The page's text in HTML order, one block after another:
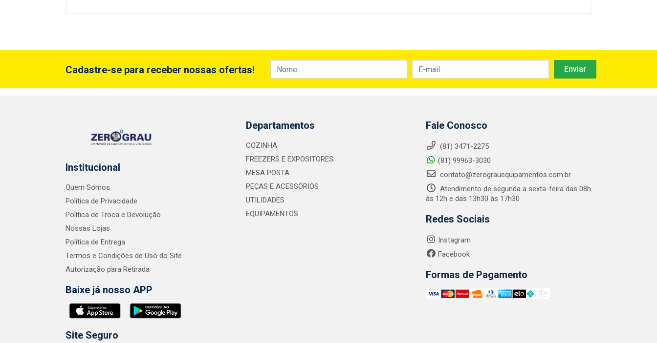
Cadastre-se para receber nossas ofertas!
Institucional
Quem Somos
Política de Privacidade
Política de Troca e Devolução
Nossas Lojas
Política de Entrega
Termos e Condições de Uso do Site
Autorização para Retirada
Baixe já nosso APP
Site Seguro
Departamentos
COZINHA
FREEZERS E EXPOSITORES
MESA POSTA
PEÇAS E ACESSÓRIOS
UTILIDADES
EQUIPAMENTOS
Fale Conosco
(81) 3471-2275
(81) 99963-3030
contato@zerograuequipamentos.com.br
Atendimento de segunda a sexta-feira das 08h
às 12h e das 13h30 às 17h30
Redes Sociais
Instagram
Facebook
Formas de Pagamento